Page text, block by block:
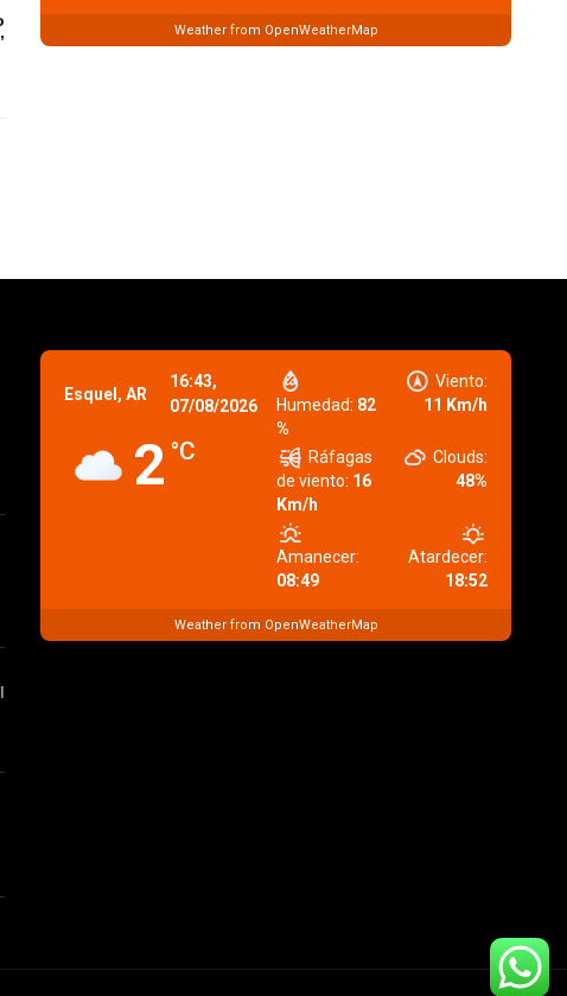
Weather from OpenWeatherMap
Esquel, AR
16:43,
07/08/2026
2 °C
Humedad: 82
%
Viento:
11 Km/h
Ráfagas
de viento: 16
Km/h
Clouds:
48%
Amanecer:
08:49
Atardecer:
18:52
Weather from OpenWeatherMap